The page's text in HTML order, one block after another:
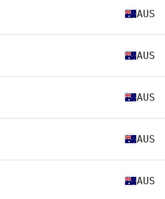
AUS
AUS
AUS
AUS
AUS